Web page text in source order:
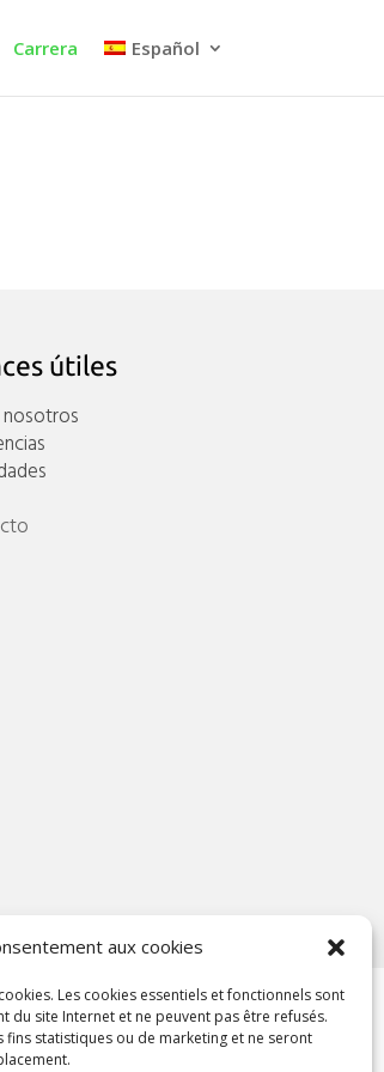
aux cookies
Les cookies essentiels et fonctionnels sont
du site Internet et ne peuvent pas être refusés.
fins statistiques ou de marketing et ne seront
Carrera Español
útiles